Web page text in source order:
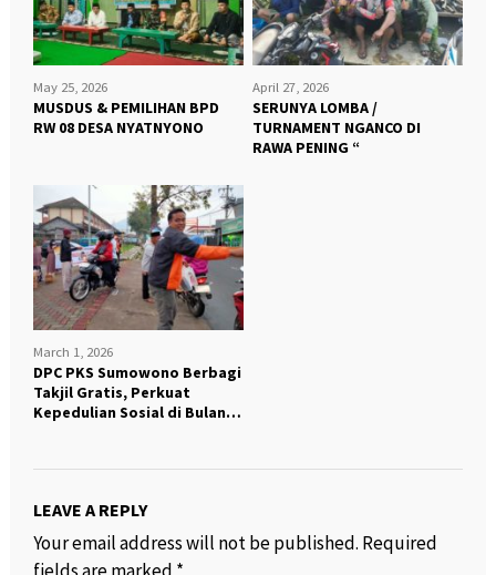
May 25, 2026
MUSDUS & PEMILIHAN BPD
RW 08 DESA NYATNYONO
April 27, 2026
SERUNYA LOMBA /
TURNAMENT NGANCO DI
RAWA PENING “
March 1, 2026
DPC PKS Sumowono Berbagi
Takjil Gratis, Perkuat
Kepedulian Sosial di Bulan
LEAVE A REPLY
Your email address will not be published. Required